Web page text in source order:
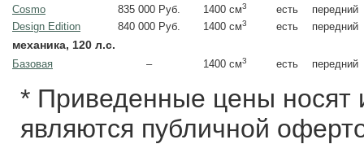
Cosmo
835 000 Руб. 1400 см3 есть
передний
Design Edition
840 000 Руб. 1400 см3 есть передний
механика, 120 л.с.
Базовая – 1400 см3 есть передний
* Приведенные цены носят
являются публичной